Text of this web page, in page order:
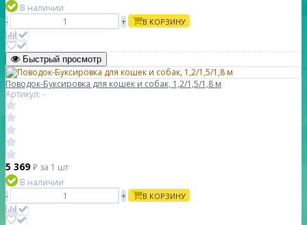
В наличии
-
+ В КОРЗИНУ
Быстрый просмотр
Поводок-Буксировка для кошек и собак, 1,2/1,5/1,8 м
Артикул: -
5 369₽ за 1 шт
В наличии
-
+ В КОРЗИНУ